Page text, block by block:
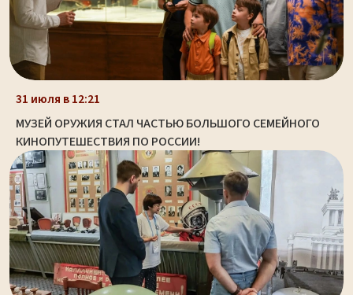
31 июля в 12:21
МУЗЕЙ ОРУЖИЯ СТАЛ ЧАСТЬЮ БОЛЬШОГО СЕМЕЙНОГО
КИНОПУТЕШЕСТВИЯ ПО РОССИИ!